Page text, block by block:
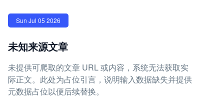
Sun Jul 05 2026
未知来源文章
未提供可爬取的文章 URL 或内容，系统无法获取实
际正文。此处为占位引言，说明输入数据缺失并提供
元数据占位以便后续替换。